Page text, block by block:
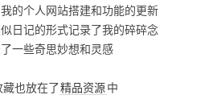
的个人网站搭建和功能的更新
日记的形式记录了我的碎碎念
一些奇思妙想和灵感
也放在了精品资源中